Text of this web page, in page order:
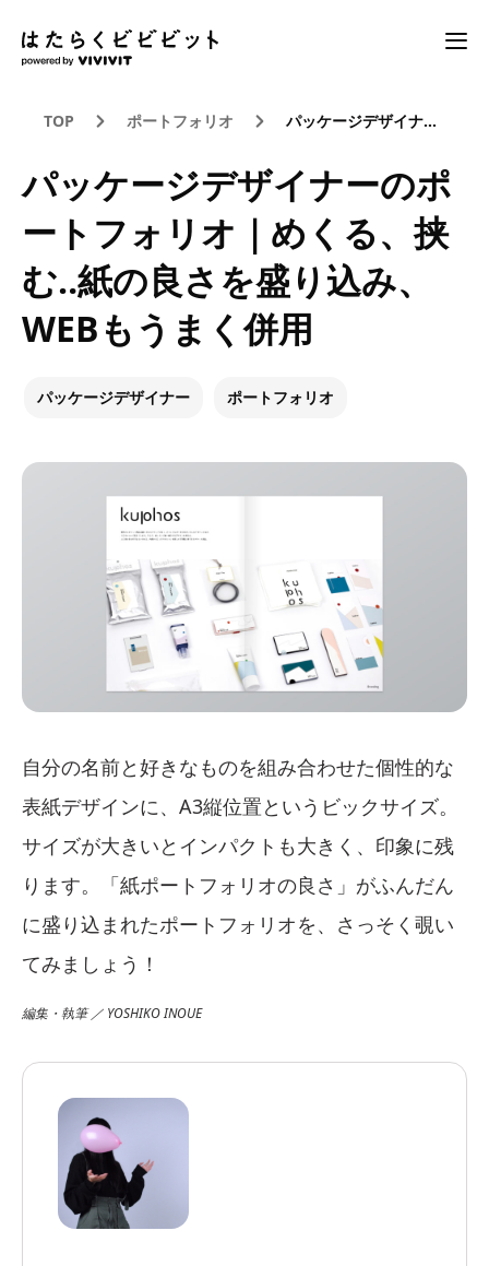
TOP ポートフォリオ パッケージデザイナーのポートフォリオ｜めくる、挟む‥紙の良さを盛り込み、WEBもうまく併用
パッケージデザイナーのポ
ートフォリオ｜めくる、挟
む‥紙の良さを盛り込み、
WEBもうまく併用
パッケージデザイナー ポートフォリオ
自分の名前と好きなものを組み合わせた個性的な
表紙デザインに、A3縦位置というビックサイズ。
サイズが大きいとインパクトも大きく、印象に残
ります。「紙ポートフォリオの良さ」がふんだん
に盛り込まれたポートフォリオを、さっそく覗い
てみましょう！
編集・執筆 ／ YOSHIKO INOUE